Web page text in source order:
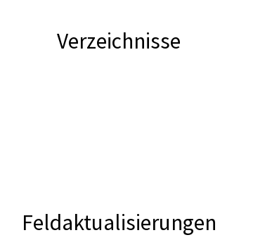
Verzeichnisse
Feldaktualisierungen